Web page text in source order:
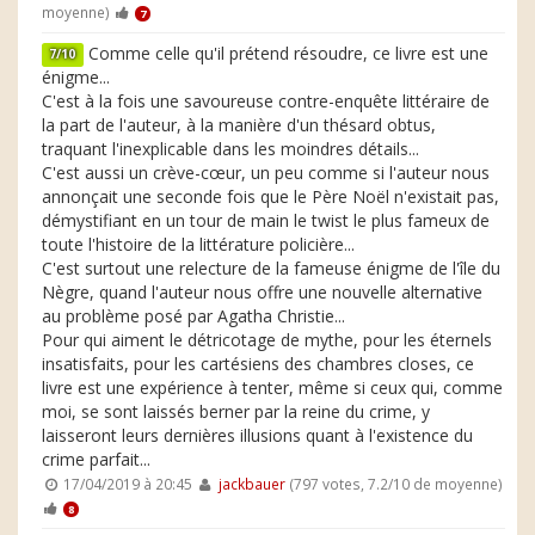
moyenne)
7
7/10 Comme celle qu'il prétend résoudre, ce livre est une
énigme...
C'est à la fois une savoureuse contre-enquête littéraire de
la part de l'auteur, à la manière d'un thésard obtus,
traquant l'inexplicable dans les moindres détails...
C'est aussi un crève-cœur, un peu comme si l'auteur nous
annonçait une seconde fois que le Père Noël n'existait pas,
démystifiant en un tour de main le twist le plus fameux de
toute l'histoire de la littérature policière...
C'est surtout une relecture de la fameuse énigme de l'île du
Nègre, quand l'auteur nous offre une nouvelle alternative
au problème posé par Agatha Christie...
Pour qui aiment le détricotage de mythe, pour les éternels
insatisfaits, pour les cartésiens des chambres closes, ce
livre est une expérience à tenter, même si ceux qui, comme
moi, se sont laissés berner par la reine du crime, y
laisseront leurs dernières illusions quant à l'existence du
crime parfait...
17/04/2019 à 20:45 jackbauer(797 votes, 7.2/10 de moyenne)
8